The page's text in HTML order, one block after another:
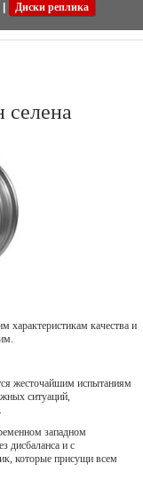
Диски реплика
селена
характеристикам качества и
жесточайшим испытаниям
ситуаций,
западном
дисбаланса и с
которые присущи всем